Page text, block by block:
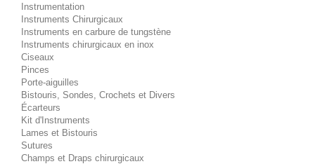
Instrumentation
Instruments Chirurgicaux
Instruments en carbure de tungstène
Instruments chirurgicaux en inox
Ciseaux
Pinces
Porte-aiguilles
Bistouris, Sondes, Crochets et Divers
Écarteurs
Kit d'Instruments
Lames et Bistouris
Sutures
Champs et Draps chirurgicaux